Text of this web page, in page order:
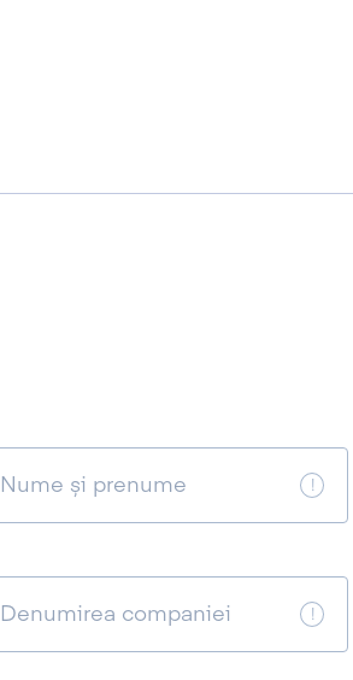
Nume și prenume
Denumirea companiei